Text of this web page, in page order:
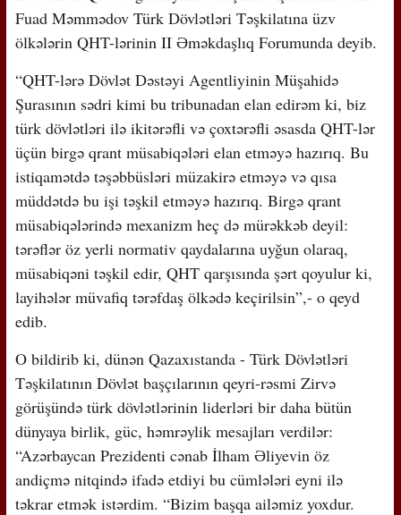
Fuad Məmmədov Türk Dövlətləri Təşkilatına üzv
ölkələrin QHT-lərinin II Əməkdaşlıq Forumunda deyib.
“QHT-lərə Dövlət Dəstəyi Agentliyinin Müşahidə
Şurasının sədri kimi bu tribunadan elan edirəm ki, biz
türk dövlətləri ilə ikitərəfli və çoxtərəfli əsasda QHT-lər
üçün birgə qrant müsabiqələri elan etməyə hazırıq. Bu
istiqamətdə təşəbbüsləri müzakirə etməyə və qısa
müddətdə bu işi təşkil etməyə hazırıq. Birgə qrant
müsabiqələrində mexanizm heç də mürəkkəb deyil:
tərəflər öz yerli normativ qaydalarına uyğun olaraq,
müsabiqəni təşkil edir, QHT qarşısında şərt qoyulur ki,
layihələr müvafiq tərəfdaş ölkədə keçirilsin”,- o qeyd
edib.
O bildirib ki, dünən Qazaxıstanda - Türk Dövlətləri
Təşkilatının Dövlət başçılarının qeyri-rəsmi Zirvə
görüşündə türk dövlətlərinin liderləri bir daha bütün
dünyaya birlik, güc, həmrəylik mesajları verdilər:
“Azərbaycan Prezidenti cənab İlham Əliyevin öz
andiçmə nitqində ifadə etdiyi bu cümlələri eyni ilə
təkrar etmək istərdim. “Bizim başqa ailəmiz yoxdur.